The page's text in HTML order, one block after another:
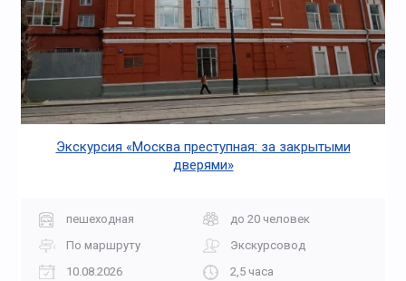
Экскурсия «Москва преступная: за закрытыми
дверями»
пешеходная
до 20 человек
По маршруту
Экскурсовод
10.08.2026
2,5 часа